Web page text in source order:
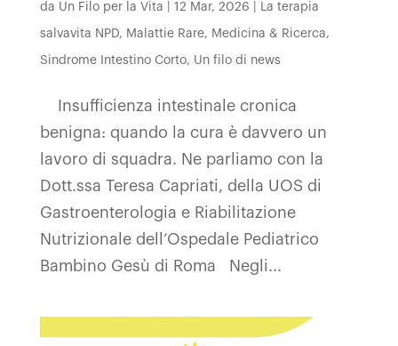
da Un Filo per la Vita 12 Mar, 2026 La terapia
salvavita NPD, Malattie Rare, Medicina & Ricerca,
Sindrome Intestino Corto, Un filo di news
Insufficienza intestinale cronica
benigna: quando la cura è davvero un
lavoro di squadra. Ne parliamo con la
Dott.ssa Teresa Capriati, della UOS di
Gastroenterologia e Riabilitazione
Nutrizionale dell’Ospedale Pediatrico
Bambino Gesù di Roma Negli...